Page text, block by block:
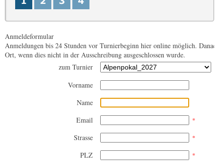
Anmeldeformular
Anmeldungen bis 24 Stunden vor Turnierbeginn hier online möglich.
Ort, wenn dies nicht in der Ausschreibung ausgeschlossen wurde.
zum Turnier
Vorname
Name
Email
*
Strasse *
PLZ *